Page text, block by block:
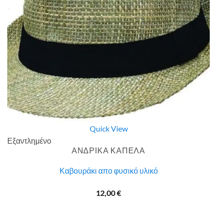
Quick View
Εξαντλημένο
ΑΝΔΡΙΚΑ ΚΑΠΕΛΑ
Καβουράκι απο φυσικό υλικό
12,00€